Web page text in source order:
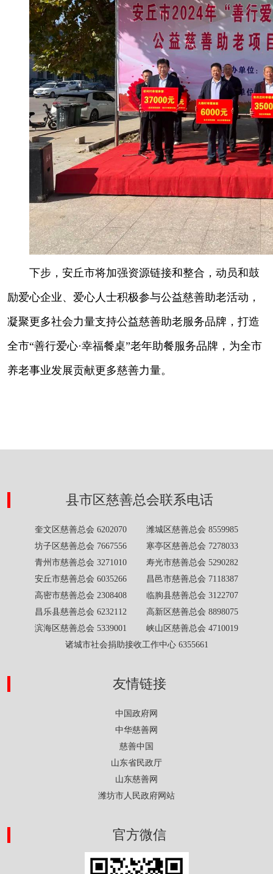
下步，安丘市将加强资源链接和整合，动员和鼓
励爱心企业、爱心人士积极参与公益慈善助老活动，
凝聚更多社会力量支持公益慈善助老服务品牌，打造
全市“善行爱心·幸福餐桌”老年助餐服务品牌，为全市
养老事业发展贡献更多慈善力量。
县市区慈善总会联系电话
奎文区慈善总会 6202070 潍城区慈善总会 8559985
坊子区慈善总会 7667556 寒亭区慈善总会 7278033
青州市慈善总会 3271010 寿光市慈善总会 5290282
安丘市慈善总会 6035266 昌邑市慈善总会 7118387
高密市慈善总会 2308408 临朐县慈善总会 3122707
昌乐县慈善总会 6232112 高新区慈善总会 8898075
滨海区慈善总会 5339001 峡山区慈善总会 4710019
诸城市社会捐助接收工作中心 6355661
友情链接
中国政府网
中华慈善网
慈善中国
山东省民政厅
山东慈善网
潍坊市人民政府网站
官方微信